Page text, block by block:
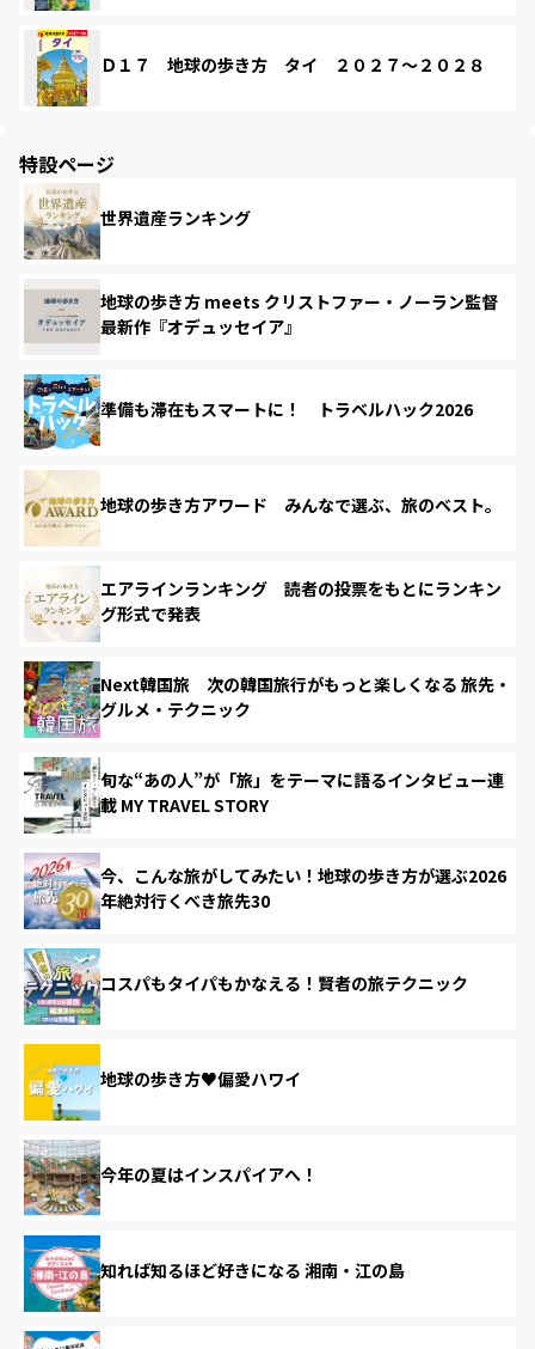
Ｄ１７ 地球の歩き方 タイ ２０２７～２０２８
特設ページ
世界遺産ランキング
地球の歩き方 meets クリストファー・ノーラン監督
最新作『オデュッセイア』
準備も滞在もスマートに！ トラベルハック2026
地球の歩き方アワード みんなで選ぶ、旅のベスト。
エアラインランキング 読者の投票をもとにランキン
グ形式で発表
Next韓国旅 次の韓国旅行がもっと楽しくなる 旅先・
グルメ・テクニック
旬な“あの人”が「旅」をテーマに語るインタビュー連
載 MY TRAVEL STORY
今、こんな旅がしてみたい！地球の歩き方が選ぶ2026
年絶対行くべき旅先30
コスパもタイパもかなえる！賢者の旅テクニック
地球の歩き方♥偏愛ハワイ
今年の夏はインスパイアへ！
知れば知るほど好きになる 湘南・江の島